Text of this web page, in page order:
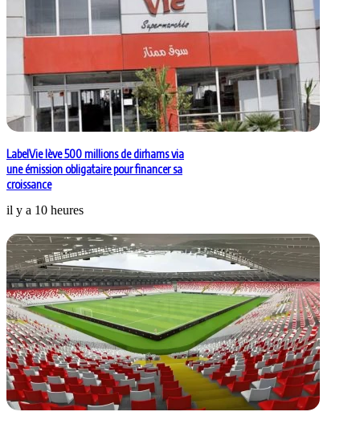
LabelVie lève 500 millions de dirhams via
une émission obligataire pour financer sa
croissance
il y a 10 heures